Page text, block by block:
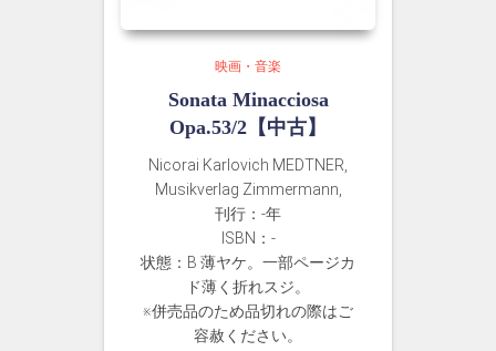
映画・音楽
Sonata Minacciosa
Opa.53/2【中古】
Nicorai Karlovich MEDTNER,
Musikverlag Zimmermann,
刊行：-年
ISBN：-
状態：B 薄ヤケ。一部ページカ
ド薄く折れスジ。
※併売品のため品切れの際はご
容赦ください。